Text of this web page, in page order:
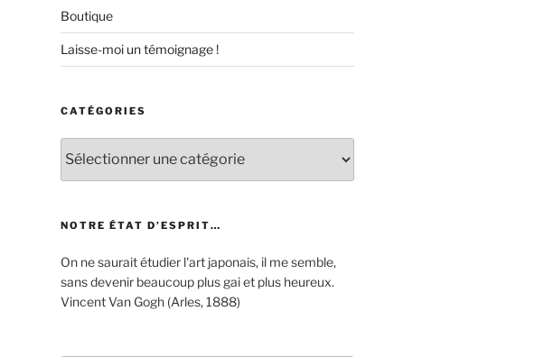
Boutique
Laisse-moi un témoignage !
CATÉGORIES
NOTRE ÉTAT D’ESPRIT…
On ne saurait étudier l'art japonais, il me semble,
sans devenir beaucoup plus gai et plus heureux.
Vincent Van Gogh (Arles, 1888)